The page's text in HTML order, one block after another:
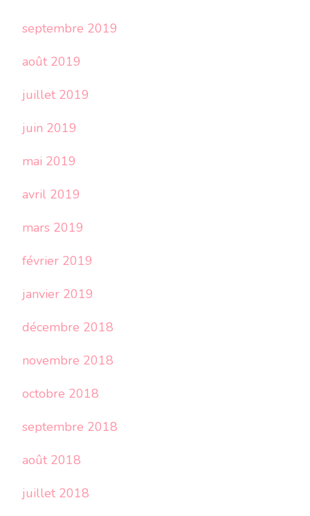
septembre 2019
août 2019
juillet 2019
juin 2019
mai 2019
avril 2019
mars 2019
février 2019
janvier 2019
décembre 2018
novembre 2018
octobre 2018
septembre 2018
août 2018
juillet 2018